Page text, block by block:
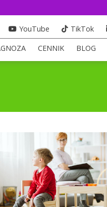
YouTube TikTok
CENNIK BLOG